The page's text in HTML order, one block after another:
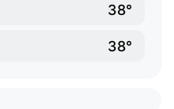
38°
38°